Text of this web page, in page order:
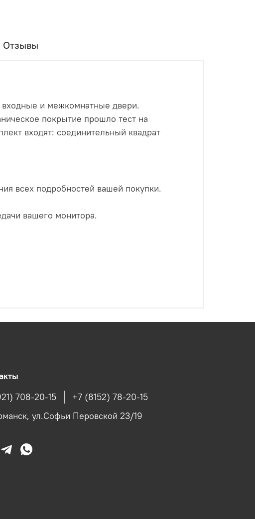
Отзывы
входные и межкомнатные двери.
покрытие прошло тест на
входят: соединительный квадрат
всех подробностей вашей покупки.
вашего монитора.
708-20-15
+7 (8152) 78-20-15
ул.Софьи Перовской 23/19